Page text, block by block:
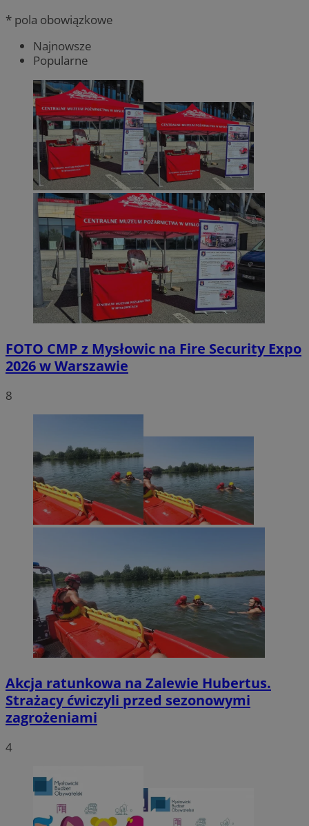
* pola obowiązkowe
Najnowsze
Popularne
FOTO CMP z Mysłowic na Fire Security Expo
2026 w Warszawie
8
Akcja ratunkowa na Zalewie Hubertus.
Strażacy ćwiczyli przed sezonowymi
zagrożeniami
4